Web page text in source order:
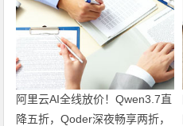
券
阿里云AI全线放价！Qwen3.7直
降五折，Qoder深夜畅享两折，